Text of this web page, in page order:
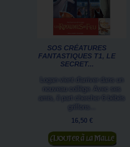
SOS CRÉATURES
FANTASTIQUES T1, LE
SECRET...
Logan vient d'arriver dans un
nouveau collège. Avec ses
amis, il part chercher 6 bébés
griffons...
16,50 €
Ajouter au panier